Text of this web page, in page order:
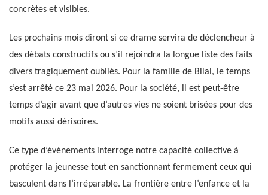
concrètes et visibles.
Les prochains mois diront si ce drame servira de déclencheur à
des débats constructifs ou s’il rejoindra la longue liste des faits
divers tragiquement oubliés. Pour la famille de Bilal, le temps
s’est arrêté ce 23 mai 2026. Pour la société, il est peut-être
temps d’agir avant que d’autres vies ne soient brisées pour des
motifs aussi dérisoires.
Ce type d’événements interroge notre capacité collective à
protéger la jeunesse tout en sanctionnant fermement ceux qui
basculent dans l’irréparable. La frontière entre l’enfance et la